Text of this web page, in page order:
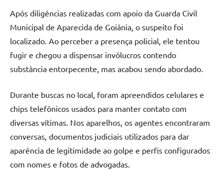
Após diligências realizadas com apoio da Guarda Civil
Municipal de Aparecida de Goiânia, o suspeito foi
localizado. Ao perceber a presença policial, ele tentou
fugir e chegou a dispensar invólucros contendo
substância entorpecente, mas acabou sendo abordado.
Durante buscas no local, foram apreendidos celulares e
chips telefônicos usados para manter contato com
diversas vítimas. Nos aparelhos, os agentes encontraram
conversas, documentos judiciais utilizados para dar
aparência de legitimidade ao golpe e perfis configurados
com nomes e fotos de advogadas.